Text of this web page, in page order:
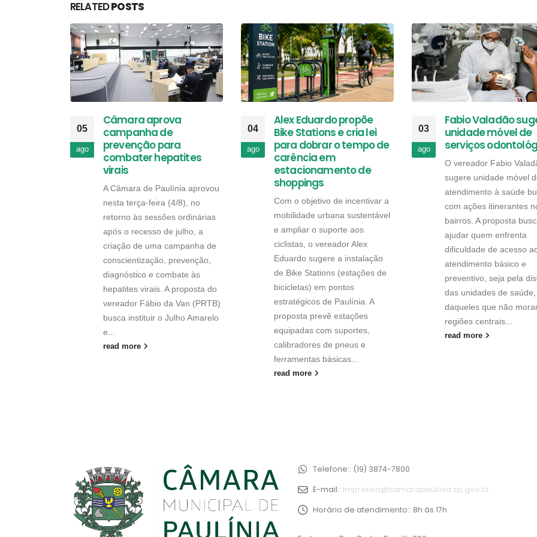
RELATEDPOSTS
05
ago
Câmara aprova
campanha de
prevenção para
combater hepatites
virais
A Câmara de Paulínia aprovou
nesta terça-feira (4/8), no
retorno às sessões ordinárias
após o recesso de julho, a
criação de uma campanha de
conscientização, prevenção,
diagnóstico e combate às
hepatites virais. A proposta do
vereador Fábio da Van (PRTB)
busca instituir o Julho Amarelo
e...
read more
04
ago
Alex Eduardo propõe
Bike Stations e cria lei
para dobrar o tempo de
carência em
estacionamento de
shoppings
Com o objetivo de incentivar a
mobilidade urbana sustentável
e ampliar o suporte aos
ciclistas, o vereador Alex
Eduardo sugere a instalação
de Bike Stations (estações de
bicicletas) em pontos
estratégicos de Paulínia. A
proposta prevê estações
equipadas com suportes,
calibradores de pneus e
ferramentas básicas...
read more
03
ago
Fabio Valadão
unidade móvel de
serviços
O vereador Fabio
sugere unidade móvel
atendimento à saúde
com ações itinerantes
bairros. A proposta
ajudar quem enfrenta
dificuldade de acesso
atendimento básico e
preventivo, seja pela
das unidades de saúde,
daqueles que não
regiões centrais...
read more
Telefone:: (19) 3874-7800
E-mail:: imprensa@camarapaulinia.sp.gov.br
Horário de atendimento:: 8h às 17h